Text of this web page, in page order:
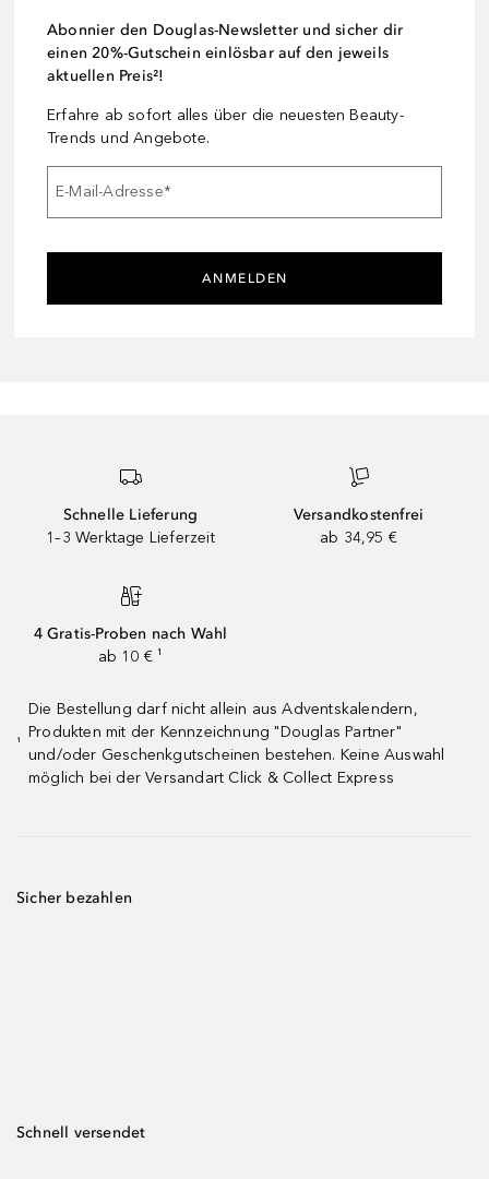
Abonnier den Douglas-Newsletter und sicher dir
einen 20%-Gutschein einlösbar auf den jeweils
aktuellen Preis²!
Erfahre ab sofort alles über die neuesten Beauty-
Trends und Angebote.
E-Mail-Adresse*
ANMELDEN
Schnelle Lieferung
1–3 Werktage Lieferzeit
Versandkostenfrei
ab 34,95 €
4 Gratis-Proben nach Wahl
ab 10 € ¹
¹
Die Bestellung darf nicht allein aus Adventskalendern,
Produkten mit der Kennzeichnung "Douglas Partner"
und/oder Geschenkgutscheinen bestehen. Keine Auswahl
möglich bei der Versandart Click & Collect Express
Sicher bezahlen
Schnell versendet